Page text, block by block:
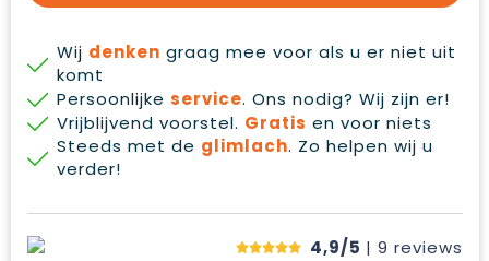
Wij denken graag mee voor als u er niet uit
komt
Persoonlijke service. Ons nodig? Wij zijn er!
Vrijblijvend voorstel. Gratis en voor niets
Steeds met de glimlach. Zo helpen wij u
verder!
4,9/5 | 9 reviews